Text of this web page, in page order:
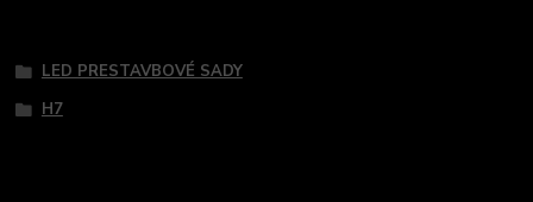
LED PRESTAVBOVÉ SADY
H7